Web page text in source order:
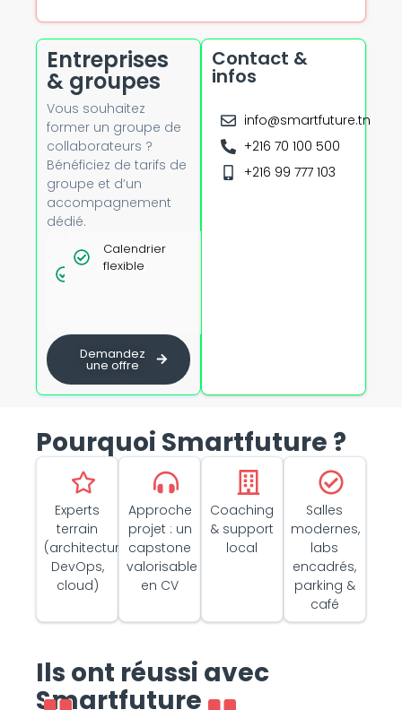
Entreprises
& groupes
Vous souhaitez
former un groupe de
collaborateurs ?
Bénéficiez de tarifs de
groupe et d’un
accompagnement
dédié.
Tarifs
dégressifs
Calendrier
flexible
Demandez
une offre
Contact &
infos
info@smartfuture.tn
+216 70 100 500
+216 99 777 103
Pourquoi Smartfuture ?
Experts
terrain
(architecture,
DevOps,
cloud)
Approche
projet : un
capstone
valorisable
en CV
Coaching
& support
local
Salles
modernes,
labs
encadrés,
parking &
café
Ils ont réussi avec
Smartfuture